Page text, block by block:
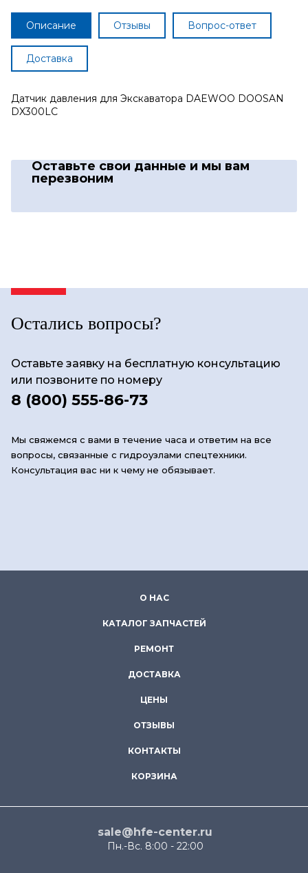
Описание Отзывы Вопрос-ответ
Доставка
Датчик давления для Экскаватора DAEWOO DOOSAN
DX300LC
Оставьте свои данные и мы вам
перезвоним
Остались вопросы?
Оставьте заявку на бесплатную консультацию
или позвоните по номеру
8 (800) 555-86-73
Мы свяжемся с вами в течение часа и ответим на все
вопросы, связанные с гидроузлами спецтехники.
Консультация вас ни к чему не обязывает.
О НАС
КАТАЛОГ ЗАПЧАСТЕЙ
РЕМОНТ
ДОСТАВКА
ЦЕНЫ
ОТЗЫВЫ
КОНТАКТЫ
КОРЗИНА
sale@hfe-center.ru
Пн.-Вс. 8:00 - 22:00